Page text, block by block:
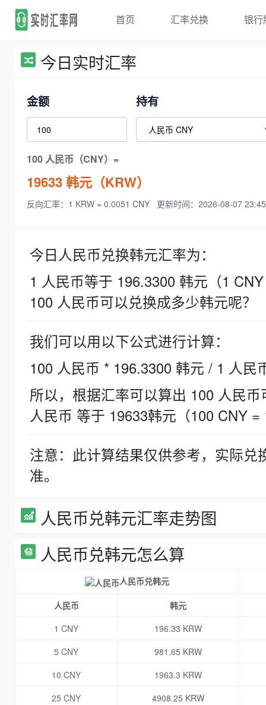
首页 汇率兑换 银行
今日实时汇率
金额 持有
100 人民币（CNY）=
19633韩元（KRW）
反向汇率：1 KRW = 0.0051 CNY 更新时间：2026-08-07
今日人民币兑换韩元汇率为：
1 人民币等于 196.3300 韩元（1
100 人民币可以兑换成多少韩元呢？
我们可以用以下公式进行计算：
100 人民币 * 196.3300 韩元 / 1 人民
所以，根据汇率可以算出 100 人民
人民币 等于 19633韩元（100 CNY =
注意：此计算结果仅供参考，实际
准。
人民币兑韩元汇率走势图
人民币兑韩元怎么算
人民币兑韩元
人民币
韩元
1 CNY
196.33 KRW
5 CNY
981.65 KRW
10 CNY
1963.3 KRW
25 CNY
4908.25 KRW